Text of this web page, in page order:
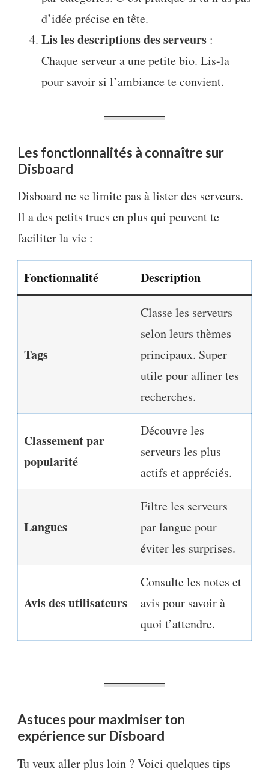
d’idée précise en tête.
Lis les descriptions des serveurs :
Chaque serveur a une petite bio. Lis-la
pour savoir si l’ambiance te convient.
Les fonctionnalités à connaître sur
Disboard
Disboard ne se limite pas à lister des serveurs.
Il a des petits trucs en plus qui peuvent te
faciliter la vie :
Fonctionnalité Description
Tags
Classe les serveurs
selon leurs thèmes
principaux. Super
utile pour affiner tes
recherches.
Classement par
popularité
Découvre les
serveurs les plus
actifs et appréciés.
Langues
Filtre les serveurs
par langue pour
éviter les surprises.
Avis des utilisateurs
Consulte les notes et
avis pour savoir à
quoi t’attendre.
Astuces pour maximiser ton
expérience sur Disboard
Tu veux aller plus loin ? Voici quelques tips